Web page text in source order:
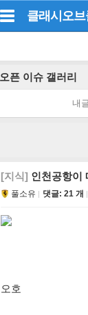
클래시오브
오픈 이슈 갤러리
내
[지식] 인천공항이
풀소유 댓글: 21 개
오호